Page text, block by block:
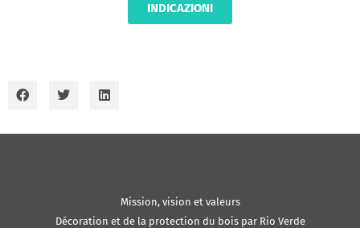
INDICAZIONI
Mission, vision et valeurs
Décoration et de la protection du bois par Rio Verde